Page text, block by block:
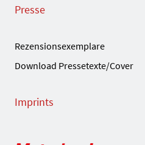
Presse
Rezensionsexemplare
Download Pressetexte/Cover
Imprints